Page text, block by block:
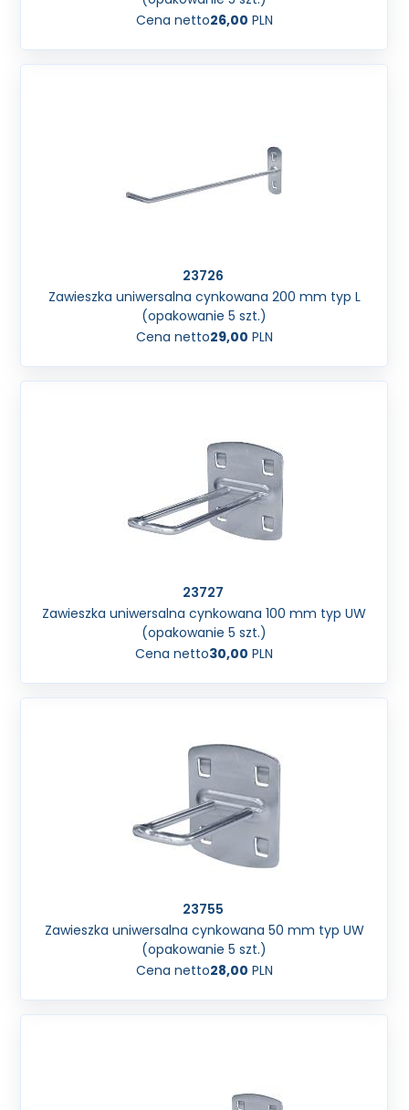
Cena netto26,00 PLN
23726
Zawieszka uniwersalna cynkowana 200 mm typ L
(opakowanie 5 szt.)
Cena netto29,00 PLN
23727
Zawieszka uniwersalna cynkowana 100 mm typ UW
(opakowanie 5 szt.)
Cena netto30,00 PLN
23755
Zawieszka uniwersalna cynkowana 50 mm typ UW
(opakowanie 5 szt.)
Cena netto28,00 PLN